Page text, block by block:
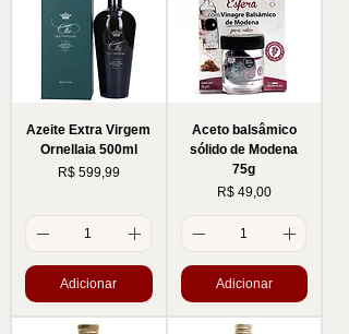
Azeite Extra Virgem
Ornellaia 500ml
Preço
R$ 599,99
Adicionar
Aceto balsâmico
sólido de Modena
75g
Preço
R$ 49,00
Adicionar